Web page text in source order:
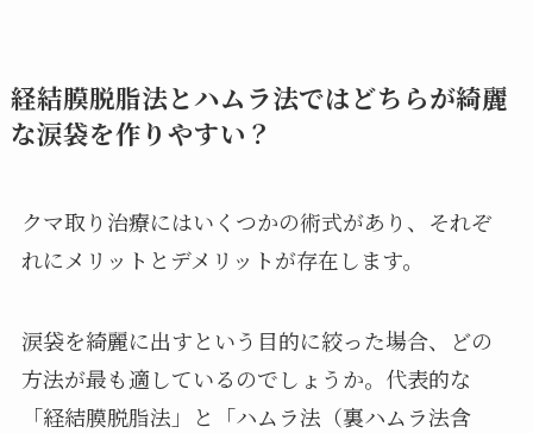
経結膜脱脂法とハムラ法ではどちらが綺麗
な涙袋を作りやすい？
クマ取り治療にはいくつかの術式があり、それぞ
れにメリットとデメリットが存在します。
涙袋を綺麗に出すという目的に絞った場合、どの
方法が最も適しているのでしょうか。代表的な
「経結膜脱脂法」と「ハムラ法（裏ハムラ法含